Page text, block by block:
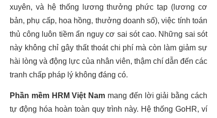
xuyên, và hệ thống lương thưởng phức tạp (lương cơ
bản, phụ cấp, hoa hồng, thưởng doanh số), việc tính toán
thủ công luôn tiềm ẩn nguy cơ sai sót cao. Những sai sót
này không chỉ gây thất thoát chi phí mà còn làm giảm sự
hài lòng và động lực của nhân viên, thậm chí dẫn đến các
tranh chấp pháp lý không đáng có.
Phần mềm HRM Việt Nam mang đến lời giải bằng cách
tự động hóa hoàn toàn quy trình này. Hệ thống GoHR, ví